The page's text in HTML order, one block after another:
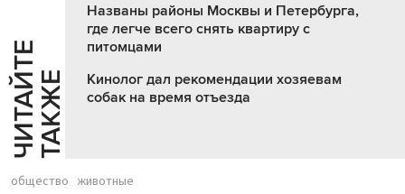
Ч
И
Т
АЙ
Т
Е
Т
А
К
ЖЕ
Названы районы Москвы и Петербурга,
где легче всего снять квартиру с
питомцами
Кинолог дал рекомендации хозяевам
собак на время отъезда
общество животные